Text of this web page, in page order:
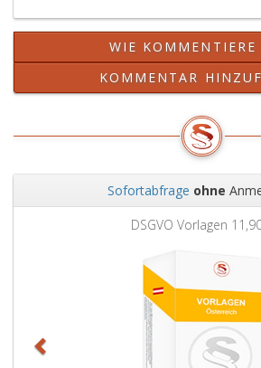
WIE KOMMENTIERE
KOMMENTAR
Sofortabfrage ohne
DSGVO Vorlagen